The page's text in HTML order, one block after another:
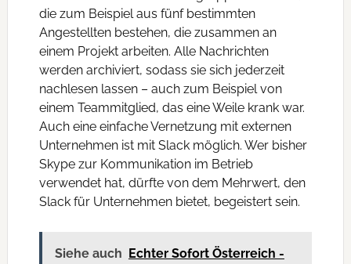
die zum Beispiel aus fünf bestimmten
Angestellten bestehen, die zusammen an
einem Projekt arbeiten. Alle Nachrichten
werden archiviert, sodass sie sich jederzeit
nachlesen lassen – auch zum Beispiel von
einem Teammitglied, das eine Weile krank war.
Auch eine einfache Vernetzung mit externen
Unternehmen ist mit Slack möglich. Wer bisher
Skype zur Kommunikation im Betrieb
verwendet hat, dürfte von dem Mehrwert, den
Slack für Unternehmen bietet, begeistert sein.
Siehe auch Echter Sofort Österreich -